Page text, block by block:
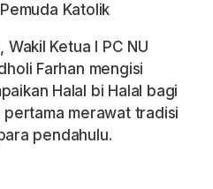
Katolik
Ketua I PC NU
Farhan mengisi
Halal bi Halal bagi
merawat tradisi
pendahulu.